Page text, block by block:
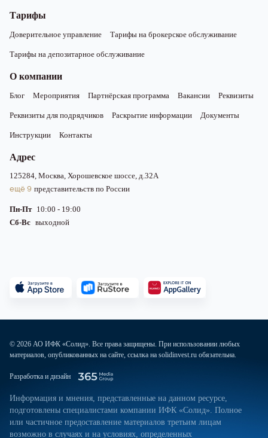
Тарифы
Доверительное управление Тарифы на брокерское обслуживание
Тарифы на депозитарное обслуживание
О компании
Блог Мероприятия Партнёрская программа Вакансии Реквизиты
Реквизиты для подрядчиков Раскрытие информации Документы
Инструкции Контакты
Адрес
125284, Москва, Хорошевское шоссе, д.32А
ещё 9 представительств по России
Пн-Пт 10:00 - 19:00
Сб-Вс выходной
© 2026 АО ИФК «Солид». Все права защищены. При использовании любых
материалов, опубликованных на сайте, ссылка на solidinvest.ru обязательна.
Разработка и дизайн
Информация и мнения, представленные на данном ресурсе,
подготовлены специалистами компании ИФК «Солид». Полное
или частичное предоставление материалов третьим лицам
возможно в случаях и на условиях, определенных